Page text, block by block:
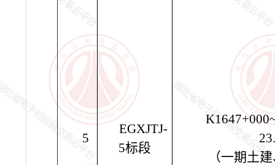
5
EGXJTJ-
5标段
（一期土